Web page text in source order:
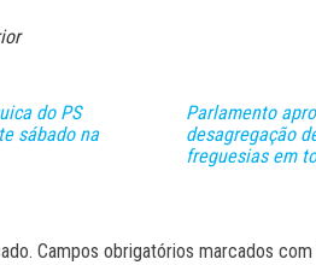
do PS
sábado na
Parlamento
desagregação
freguesias em
Campos obrigatórios marcados com